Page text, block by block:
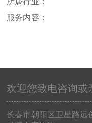
服务内容：
欢迎您致电咨询或
长春市朝阳区卫星路远